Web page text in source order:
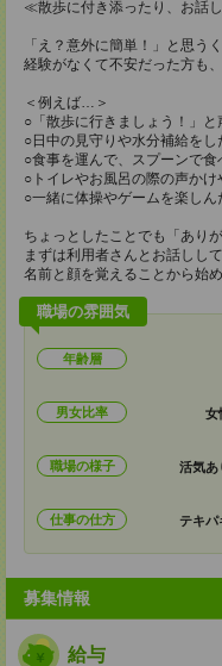
≪散歩に付き添ったり、お話
「え？意外に簡単！」と思う
経験がなくて不安だった方も
＜例えば…＞
○「散歩に行きましょう！」
○日中の見守りや水分補給をし
○食事を運んで、スプーンで食
○トイレやお風呂の際の声かけ
○一緒に体操やゲームを楽しん
ちょっとしたことでも「あり
まずは利用者さんとお話しして
名前と顔を覚えることから始め
職場の雰囲気
年齢層
男女比率 女
職場の様子 活気あ
仕事の仕方 テキパ
募集情報
給与